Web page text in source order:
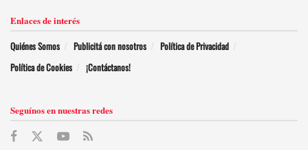
Enlaces de interés
Quiénes Somos Publicitá con nosotros
Política de Privacidad
Política de Cookies
¡Contáctanos!
Seguínos en nuestras redes